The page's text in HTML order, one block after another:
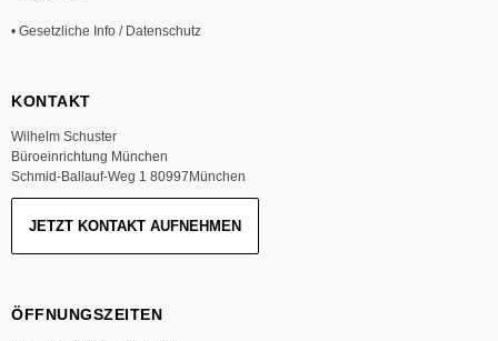
• Gesetzliche Info / Datenschutz
KONTAKT
Wilhelm Schuster
Büroeinrichtung München
Schmid-Ballauf-Weg 1 80997München
JETZT KONTAKT AUFNEHMEN
ÖFFNUNGSZEITEN